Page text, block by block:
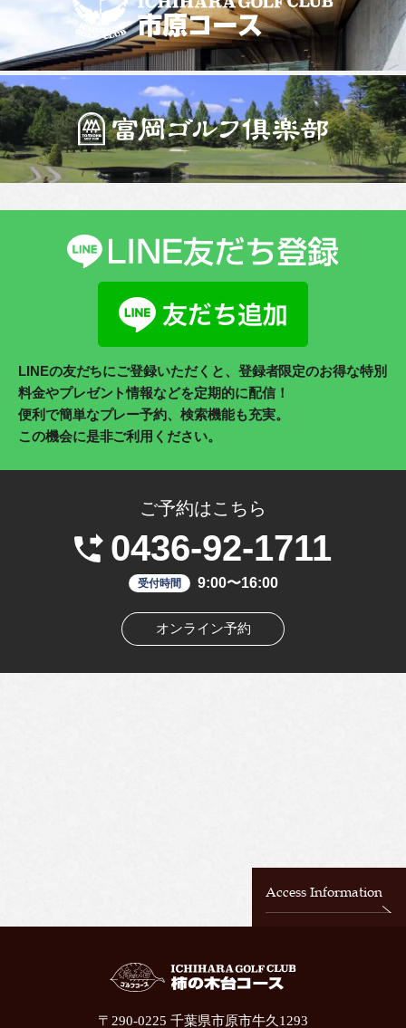
LINEの友だちにご登録いただくと、登録者限定のお得な特別
料金やプレゼント情報などを定期的に配信！
便利で簡単なプレー予約、検索機能も充実。
この機会に是非ご利用ください。
ご予約はこちら
0436-92-1711
受付時間 9:00〜16:00
オンライン予約
Access Information
〒290-0225 千葉県市原市牛久1293